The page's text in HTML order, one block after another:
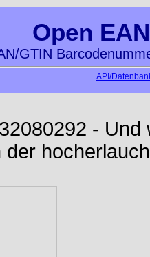
Open
GTIN
API/
-
der